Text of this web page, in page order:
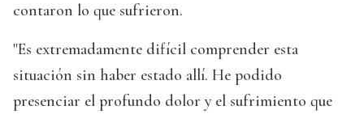
contaron lo que sufrieron.
"Es extremadamente difícil comprender esta
situación sin haber estado allí. He podido
presenciar el profundo dolor y el sufrimiento que